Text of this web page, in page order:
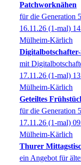
Patchworknähen
für die Generation
16.11.26 (1-mal)
Mülheim-Kärlich
mit
17.11.26 (1-mal)
Mülheim-Kärlich
Geteiltes
für die Generation
17.11.26 (1-mal)
Mülheim-Kärlich
Thurer
ein Angebot für